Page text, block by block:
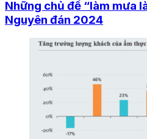
Những chủ đề “làm mưa
Nguyên đán 2024